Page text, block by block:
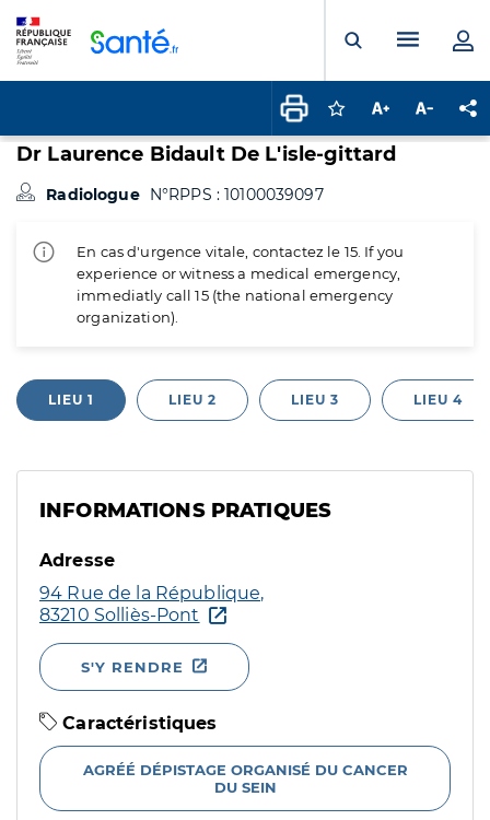
Ouvrir laMenu
Connectez-vous
Augmenter la
Dr Laurence Bidault De L'isle-gittard
Radiologue N°RPPS : 10100039097
En cas d'urgence vitale, contactez le 15. If you
experience or witness a medical emergency,
immediatly call 15 (the national emergency
organization).
LIEU 1 LIEU 2 LIEU 3 LIEU 4
INFORMATIONS PRATIQUES
Adresse
94 Rue de la République,
83210 Solliès-Pont
S'Y RENDRE
Caractéristiques
AGRÉÉ DÉPISTAGE ORGANISÉ DU CANCER
DU SEIN